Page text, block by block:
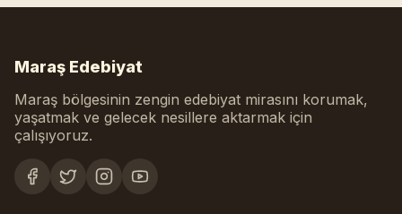
Maraş Edebiyat
Maraş bölgesinin zengin edebiyat mirasını korumak,
yaşatmak ve gelecek nesillere aktarmak için
çalışıyoruz.